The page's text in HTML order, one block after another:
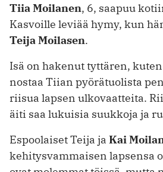
Tiia Moilanen, 6, saapuu
Kasvoille leviää hymy, kun
Teija Moilasen.
Isä on hakenut tyttären,
nostaa Tiian pyörätuolista
riisua lapsen ulkovaatteita.
äiti saa lukuisia suukkoja ja
Espoolaiset Teija ja Kai
kehitysvammaisen lapsensa